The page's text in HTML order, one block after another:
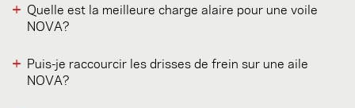
Quelle est la meilleure charge alaire pour une voile
NOVA?
Puis-je raccourcir les drisses de frein sur une aile
NOVA?